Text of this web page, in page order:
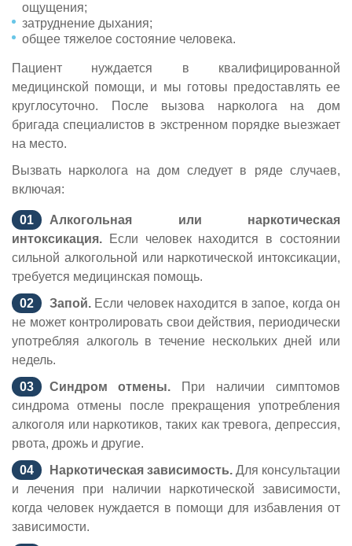
ощущения;
затруднение дыхания;
общее тяжелое состояние человека.
Пациент нуждается в квалифицированной
медицинской помощи, и мы готовы предоставлять ее
круглосуточно. После вызова нарколога на дом
бригада специалистов в экстренном порядке выезжает
на место.
Вызвать нарколога на дом следует в ряде случаев,
включая:
Алкогольная или наркотическая
интоксикация. Если человек находится в состоянии
сильной алкогольной или наркотической интоксикации,
требуется медицинская помощь.
Запой. Если человек находится в запое, когда он
не может контролировать свои действия, периодически
употребляя алкоголь в течение нескольких дней или
недель.
Синдром отмены. При наличии симптомов
синдрома отмены после прекращения употребления
алкоголя или наркотиков, таких как тревога, депрессия,
рвота, дрожь и другие.
Наркотическая зависимость. Для консультации
и лечения при наличии наркотической зависимости,
когда человек нуждается в помощи для избавления от
зависимости.